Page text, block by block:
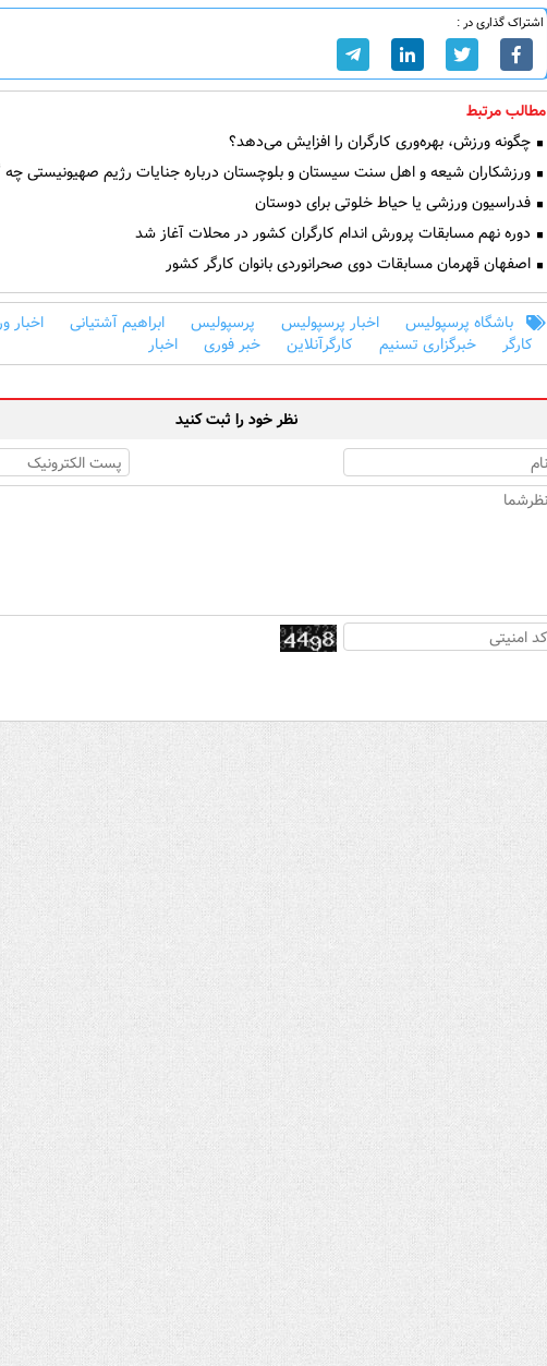
اشتراک گذاری در :
مطالب مرتبط
چگونه ورزش، بهره‌وری کارگران را افزایش می‌دهد؟
ورزشکاران شیعه و اهل سنت سیستان و بلوچستان درباره جنایات رژیم صهیونیستی چه
فدراسیون ورزشی یا حیاط خلوتی برای دوستان
دوره نهم مسابقات پرورش اندام کارگران کشور در محلات آغاز شد
اصفهان قهرمان مسابقات دوی صحرانوردی بانوان کارگر کشور
باشگاه پرسپولیس اخبار پرسپولیس پرسپولیس ابراهیم آشتیانی
اخبار
کارگر
خبرگزاری تسنیم کارگرآنلاین خبر فوری اخبار
نظر خود را ثبت کنید